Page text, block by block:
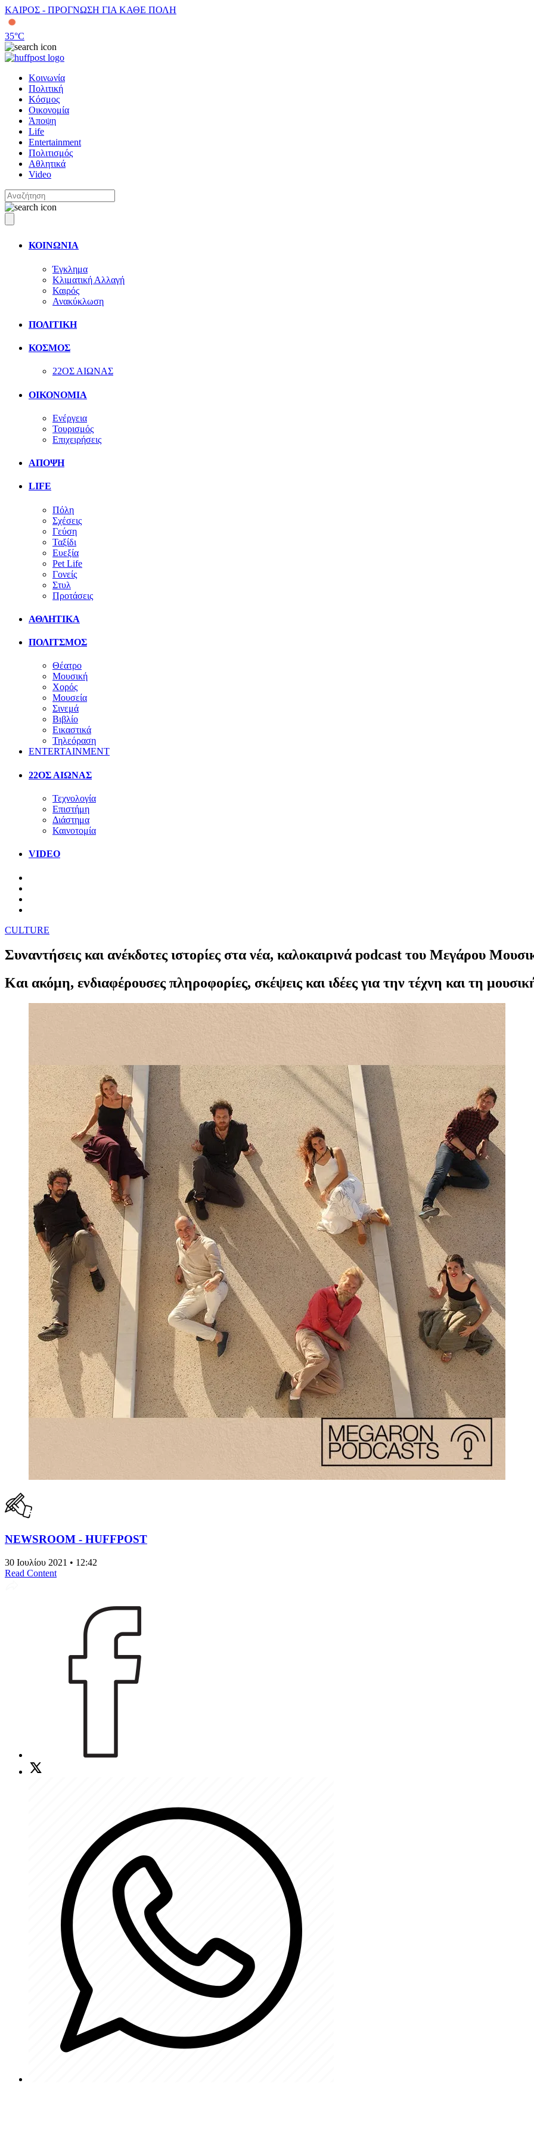
ΚΑΙΡΟΣ - ΠΡΟΓΝΩΣΗ ΓΙΑ ΚΑΘΕ ΠΟΛΗ
35°C
Κοινωνία
Πολιτική
Κόσμος
Οικονομία
Άποψη
Life
Entertainment
Πολιτισμός
Αθλητικά
Video
ΚΟΙΝΩΝΙΑ
Έγκλημα
Κλιματική Αλλαγή
Καιρός
Ανακύκλωση
ΠΟΛΙΤΙΚΗ
ΚΟΣΜΟΣ
22ΟΣ ΑΙΩΝΑΣ
ΟΙΚΟΝΟΜΙΑ
Ενέργεια
Τουρισμός
Επιχειρήσεις
ΑΠΟΨΗ
LIFE
Πόλη
Σχέσεις
Γεύση
Ταξίδι
Ευεξία
Pet Life
Γονείς
Στυλ
Προτάσεις
ΑΘΛΗΤΙΚΑ
ΠΟΛΙΤΣΜΟΣ
Θέατρο
Μουσική
Χορός
Μουσεία
Σινεμά
Βιβλίο
Εικαστικά
Τηλεόραση
ENTERTAINMENT
22ΟΣ ΑΙΩΝΑΣ
Τεχνολογία
Επιστήμη
Διάστημα
Καινοτομία
VIDEO
CULTURE
Συναντήσεις και ανέκδοτες ιστορίες στα νέα, καλοκαιρινά podcast του Μεγάρου
Και ακόμη, ενδιαφέρουσες πληροφορίες, σκέψεις και ιδέες για την τέχνη και τη
NEWSROOM - HUFFPOST
30 Ιουλίου 2021 • 12:42
Read Content